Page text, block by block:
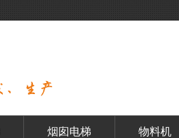
烟囱电梯 物料机